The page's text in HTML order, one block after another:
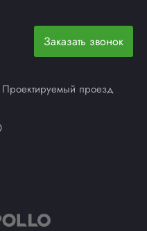
Заказать звонок
проезд